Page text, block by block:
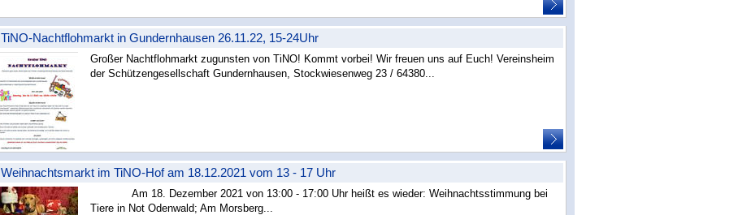
TiNO-Nachtflohmarkt in Gundernhausen 26.11.22, 15-24Uhr
Großer Nachtflohmarkt zugunsten von TiNO! Kommt vorbei! Wir freuen uns auf Euch! Vereinsheim
der Schützengesellschaft Gundernhausen, Stockwiesenweg 23 / 64380...
Weihnachtsmarkt im TiNO-Hof am 18.12.2021 vom 13 - 17 Uhr
Am 18. Dezember 2021 von 13:00 - 17:00 Uhr heißt es wieder: Weihnachtsstimmung bei
Tiere in Not Odenwald; Am Morsberg...